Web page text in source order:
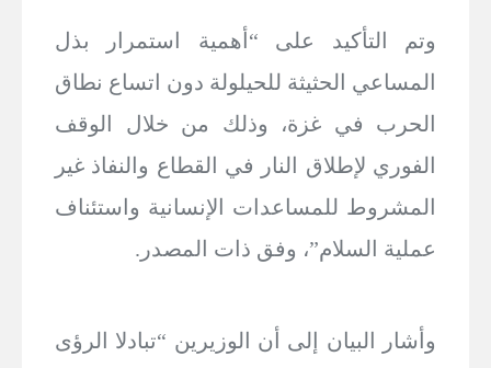
وتم التأكيد على “أهمية استمرار بذل
المساعي الحثيثة للحيلولة دون اتساع نطاق
الحرب في غزة، وذلك من خلال الوقف
الفوري لإطلاق النار في القطاع والنفاذ غير
المشروط للمساعدات الإنسانية واستئناف
عملية السلام”، وفق ذات المصدر.
وأشار البيان إلى أن الوزيرين “تبادلا الرؤى